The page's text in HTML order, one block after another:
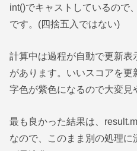
int()でキャストしているので
です。(四捨五入ではない)
計算中は過程が自動で更新
があります。いいスコアを
字色が紫色になるので大変見
最も良かった結果は、
なので、このまま別の処理に